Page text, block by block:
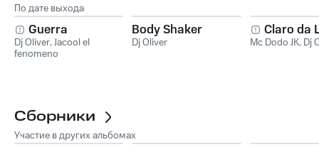
По дате выхода
Guerra
Dj Oliver,Jacool el
fenomeno
Body Shaker
Dj Oliver
Claro da
Mc Dodo JK, Dj
Сборники
Участие в других альбомах